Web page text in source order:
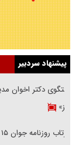
پیشنهاد سردبیر
گفتگوی دکتر اخوان
هرمز»
بازتاب روزنامه جوان ۱۵ مرداد در شبکه خبر